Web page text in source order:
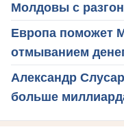
Молдовы с
Европа поможет
отмыванием
Александр
больше